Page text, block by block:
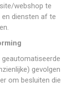
webshop te
diensten af te
gevolgen
om besluiten die